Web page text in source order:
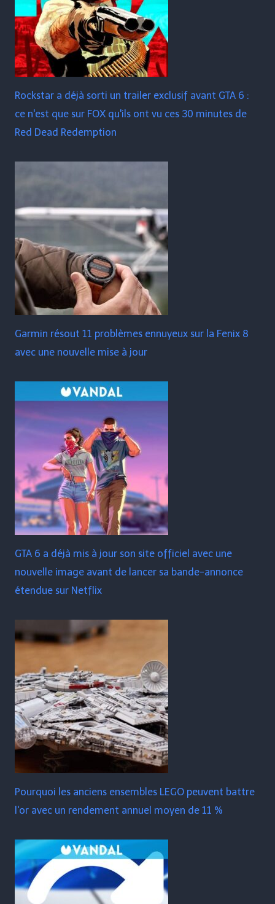
Rockstar a déjà sorti un trailer exclusif avant GTA 6 :
ce n'est que sur FOX qu'ils ont vu ces 30 minutes de
Red Dead Redemption
Garmin résout 11 problèmes ennuyeux sur la Fenix ​​​​8
avec une nouvelle mise à jour
GTA 6 a déjà mis à jour son site officiel avec une
nouvelle image avant de lancer sa bande-annonce
étendue sur Netflix
Pourquoi les anciens ensembles LEGO peuvent battre
l'or avec un rendement annuel moyen de 11 %